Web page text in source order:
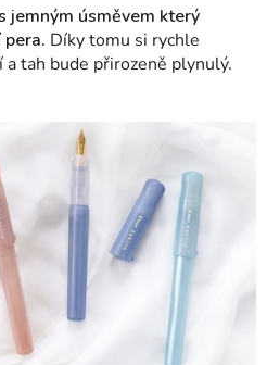
jemným úsměvem který
Díky tomu si rychle
tah bude přirozeně plynulý.